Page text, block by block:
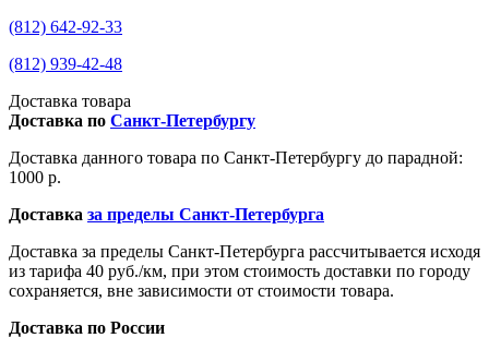
(812) 642-92-33
(812) 939-42-48
Доставка товара
Доставка по Санкт-Петербургу
Доставка данного товара по Санкт-Петербургу до парадной:
1000 р.
Доставка за пределы Санкт-Петербурга
Доставка за пределы Санкт-Петербурга рассчитывается исходя
из тарифа 40 руб./км, при этом стоимость доставки по городу
сохраняется, вне зависимости от стоимости товара.
Доставка по России